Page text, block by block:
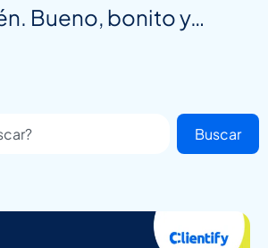
Bueno, bonito y…
Buscar